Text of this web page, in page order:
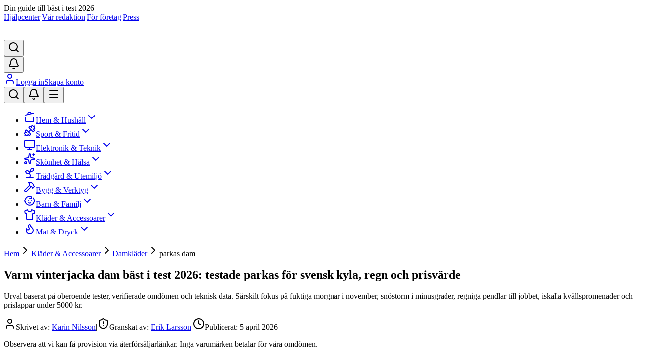
Din guide till bäst i test 2026
Hjälpcenter|Vår redaktion|För företag|Press
Logga inSkapa konto
Hem & Hushåll
Sport & Fritid
Elektronik & Teknik
Skönhet & Hälsa
Trädgård & Utemiljö
Bygg & Verktyg
Barn & Familj
Kläder & Accessoarer
Mat & Dryck
Hem Kläder & Accessoarer Damkläder parkas dam
Varm vinterjacka dam bäst i test 2026: testade parkas för svensk kyla, regn och prisvärde
Urval baserat på oberoende tester, verifierade omdömen och teknisk data. Särskilt fokus på fuktiga morgnar i november, snöstorm i minusgrader, regniga pendlar till jobbet, iskalla kvällspromenader och
prislappar under 5000 kr.
Skrivet av: Karin Nilsson| Granskat av: Erik Larsson| Publicerat: 5 april 2026
Observera att vi kan få provision via återförsäljarlänkar. Inga varumärken betalar för våra omdömen.